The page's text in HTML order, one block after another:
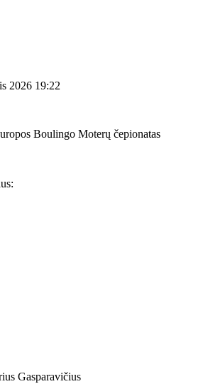
2026 19:22
Boulingo Moterų čepionatas
Gasparavičius